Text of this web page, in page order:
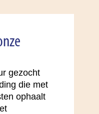
gezocht
die met
ophaalt